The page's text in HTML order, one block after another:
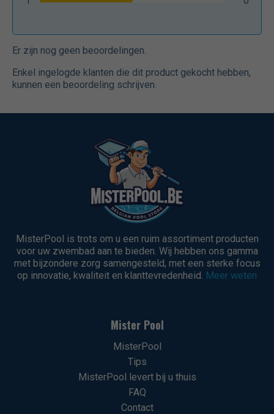
Er zijn nog geen beoordelingen.
Enkel ingelogde klanten die dit product gekocht hebben,
kunnen een beoordeling schrijven.
MisterPool is trots om u een ruim assortiment producten
voor uw zwembad aan te bieden. Wij hebben ons gamma
met bijzondere zorg samengesteld, met een sterke focus
op innovatie, kwaliteit en klanttevredenheid. Meer weten
Mister Pool
MisterPool
Tips
MisterPool levert bij u thuis
FAQ
Contact